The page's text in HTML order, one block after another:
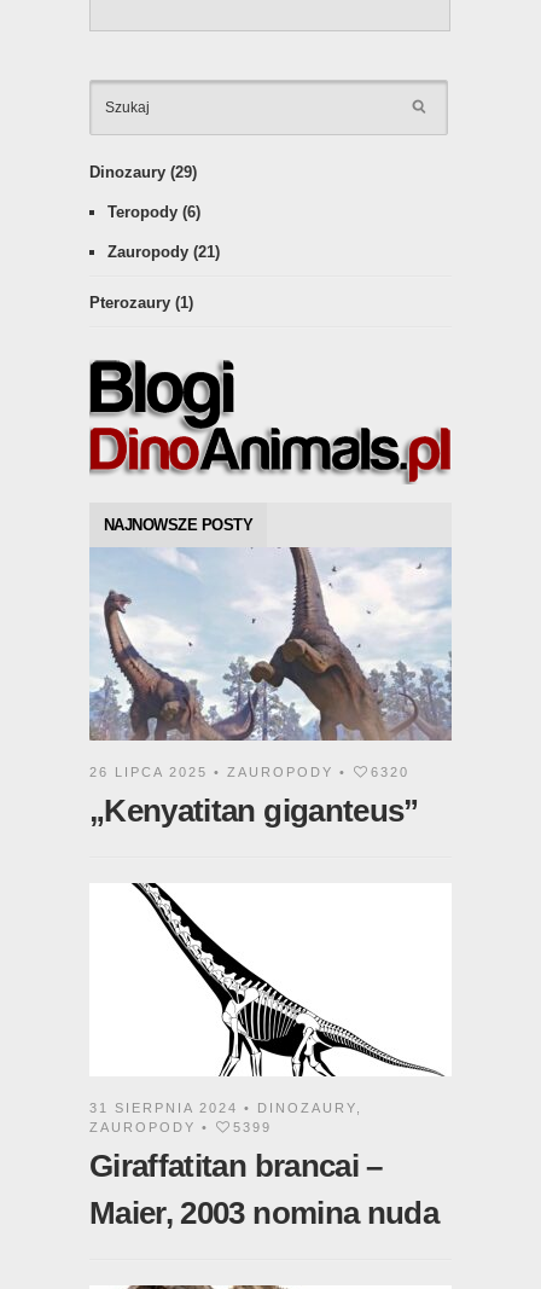
Dinozaury (29)
Teropody (6)
Zauropody (21)
Pterozaury (1)
NAJNOWSZE POSTY
26 LIPCA 2025 • ZAUROPODY • 6320
„Kenyatitan giganteus”
31 SIERPNIA 2024 • DINOZAURY
ZAUROPODY • 5399
Giraffatitan brancai –
Maier, 2003 nomina nuda